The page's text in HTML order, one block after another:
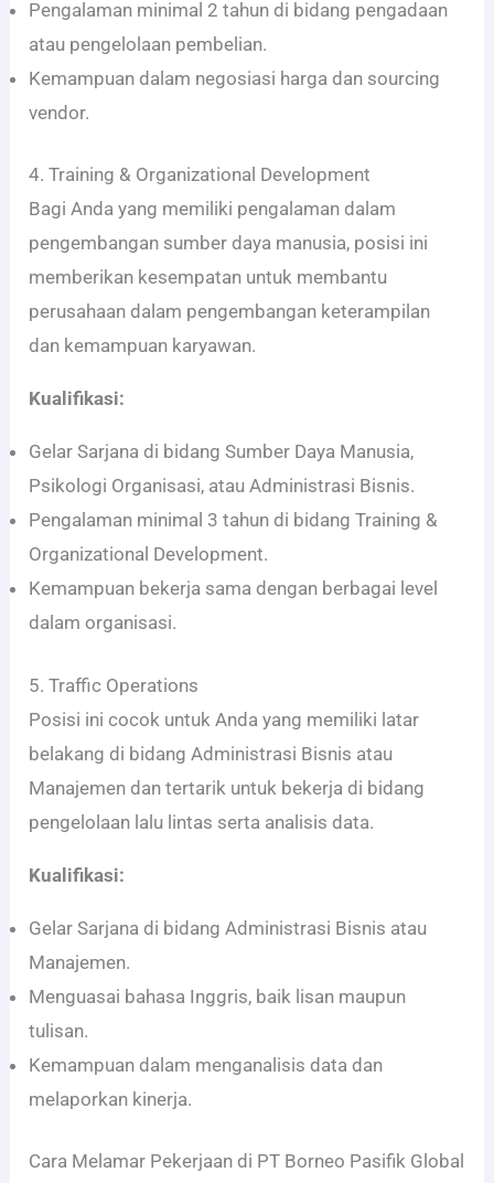
Pengalaman minimal 2 tahun di bidang pengadaan
atau pengelolaan pembelian.
Kemampuan dalam negosiasi harga dan sourcing
vendor.
4. Training & Organizational Development
Bagi Anda yang memiliki pengalaman dalam
pengembangan sumber daya manusia, posisi ini
memberikan kesempatan untuk membantu
perusahaan dalam pengembangan keterampilan
dan kemampuan karyawan.
Kualifikasi:
Gelar Sarjana di bidang Sumber Daya Manusia,
Psikologi Organisasi, atau Administrasi Bisnis.
Pengalaman minimal 3 tahun di bidang Training &
Organizational Development.
Kemampuan bekerja sama dengan berbagai level
dalam organisasi.
5. Traffic Operations
Posisi ini cocok untuk Anda yang memiliki latar
belakang di bidang Administrasi Bisnis atau
Manajemen dan tertarik untuk bekerja di bidang
pengelolaan lalu lintas serta analisis data.
Kualifikasi:
Gelar Sarjana di bidang Administrasi Bisnis atau
Manajemen.
Menguasai bahasa Inggris, baik lisan maupun
tulisan.
Kemampuan dalam menganalisis data dan
melaporkan kinerja.
Cara Melamar Pekerjaan di PT Borneo Pasifik Global